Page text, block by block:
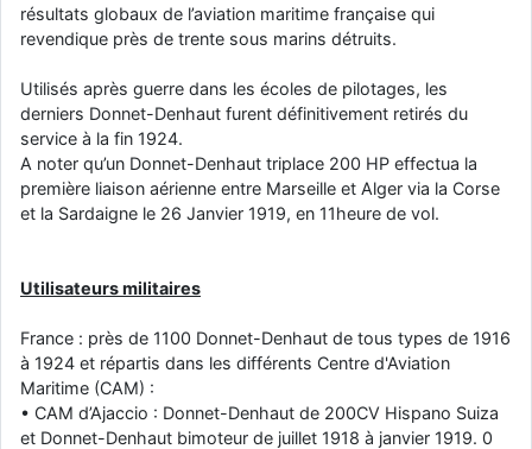
d9pouces : Désolé ! Mon filtrage a été un peu trop violent
manifestement
tout voir
résultats globaux de l’aviation maritime française qui
revendique près de trente sous marins détruits.
Utilisés après guerre dans les écoles de pilotages, les
derniers Donnet-Denhaut furent définitivement retirés du
service à la fin 1924.
A noter qu’un Donnet-Denhaut triplace 200 HP effectua la
première liaison aérienne entre Marseille et Alger via la Corse
et la Sardaigne le 26 Janvier 1919, en 11heure de vol.
Utilisateurs militaires
France : près de 1100 Donnet-Denhaut de tous types de 1916
à 1924 et répartis dans les différents Centre d'Aviation
Maritime (CAM) :
• CAM d’Ajaccio : Donnet-Denhaut de 200CV Hispano Suiza
et Donnet-Denhaut bimoteur de juillet 1918 à janvier 1919. 0